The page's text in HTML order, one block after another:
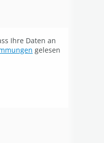
Ihre Daten an
gelesen